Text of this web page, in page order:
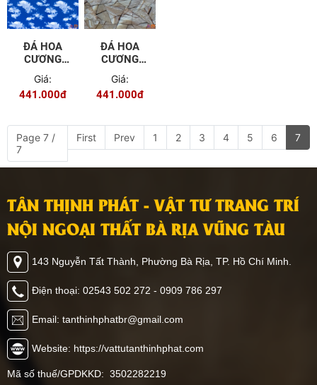
ĐÁ HOA
CƯƠNG
PVC - TGC
- 09
Giá:
441.000đ
ĐÁ HOA
CƯƠNG
PVC - TGC
- 08
Giá:
441.000đ
Page 7 /
7
First Prev 1 2 3 4 5 6 7
TÂN THỊNH PHÁT - VẬT TƯ TRANG TRÍ
NỘI NGOẠI THẤT BÀ RỊA VŨNG TÀU
143 Nguyễn Tất Thành, Phường Bà Rịa, TP. Hồ Chí Minh.
Điện thoại: 02543 502 272 - 0909 786 297
Email: tanthinhphatbr@gmail.com
Website: https://vattutanthinhphat.com
Mã số thuế/GPDKKD: 3502282219